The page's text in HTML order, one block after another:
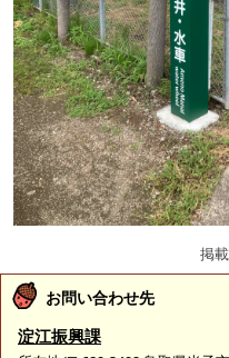
掲
お問い合わせ先
淀江振興課